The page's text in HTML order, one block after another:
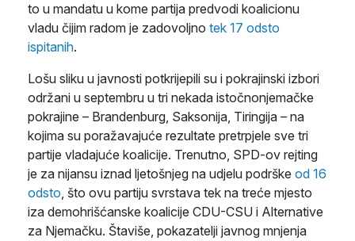
to u mandatu u kome partija predvodi koalicionu
vladu čijim radom je zadovoljno tek 17 odsto
ispitanih.
Lošu sliku u javnosti potkrijepili su i pokrajinski izbori
održani u septembru u tri nekada istočnonjemačke
pokrajine – Brandenburg, Saksonija, Tiringija – na
kojima su poražavajuće rezultate pretrpjele sve tri
partije vladajuće koalicije. Trenutno, SPD-ov rejting
je za nijansu iznad ljetošnjeg na udjelu podrške od 16
odsto, što ovu partiju svrstava tek na treće mjesto
iza demohrišćanske koalicije CDU-CSU i Alternative
za Njemačku. Štaviše, pokazatelji javnog mnjenja